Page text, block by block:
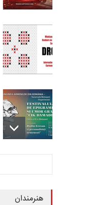
هنرمندان